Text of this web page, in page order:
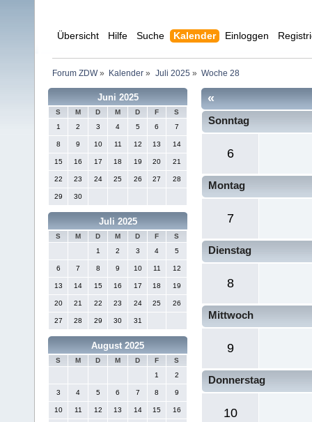
Übersicht Hilfe Suche Kalender Einloggen
Forum ZDW» Kalender » Juli 2025 » Woche 28
Juni 2025
S M D M D F
S
1
2 3 4 5 6 7
8 9 10 11 12 13 14
15 16 17 18 19 20 21
22 23 24 25 26 27 28
29 30
Juli 2025
S M D M D F
S
1
2 3 4 5
6 7 8 9 10 11 12
13 14 15 16 17 18 19
20 21 22 23 24 25 26
27 28 29 30 31
August 2025
S M D M D F
S
1
2
3 4 5 6 7 8 9
10 11 12 13 14 15 16
«
Sonntag
6
Montag
7
Dienstag
8
Mittwoch
9
Donnerstag
10